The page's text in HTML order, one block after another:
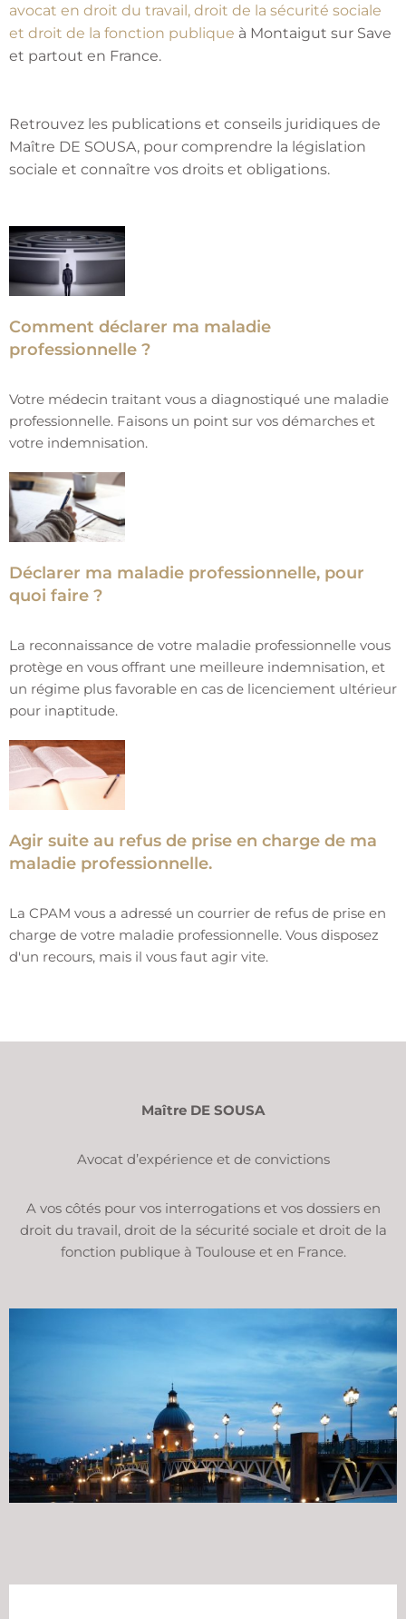
avocat en droit du travail, droit de la sécurité sociale
et droit de la fonction publique à Montaigut sur Save
et partout en France.
Retrouvez les publications et conseils juridiques de
Maître DE SOUSA, pour comprendre la législation
sociale et connaître vos droits et obligations.
Comment déclarer ma maladie
professionnelle ?
Votre médecin traitant vous a diagnostiqué une maladie
professionnelle. Faisons un point sur vos démarches et
votre indemnisation.
Déclarer ma maladie professionnelle, pour
quoi faire ?
La reconnaissance de votre maladie professionnelle vous
protège en vous offrant une meilleure indemnisation, et
un régime plus favorable en cas de licenciement ultérieur
pour inaptitude.
Agir suite au refus de prise en charge de ma
maladie professionnelle.
La CPAM vous a adressé un courrier de refus de prise en
charge de votre maladie professionnelle. Vous disposez
d'un recours, mais il vous faut agir vite.
Maître DE SOUSA
Avocat d’expérience et de convictions
A vos côtés pour vos interrogations et vos dossiers en
droit du travail, droit de la sécurité sociale et droit de la
fonction publique à Toulouse et en France.